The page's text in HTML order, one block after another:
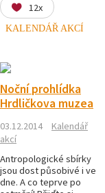
12x
KALENDÁŘ AKCÍ
Noční prohlídka
Hrdličkova muzea
03.12.2014
Kalendář
akcí
Antropologické sbírky
jsou dost působivé i ve
dne. A co teprve po